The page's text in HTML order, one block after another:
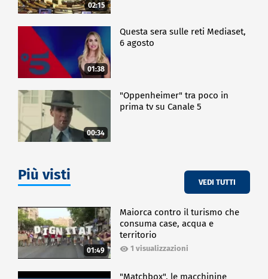
02:15
01:38
Questa sera sulle reti Mediaset,
6 agosto
00:34
"Oppenheimer" tra poco in
prima tv su Canale 5
Più visti VEDI TUTTI
01:49
Maiorca contro il turismo che
consuma case, acqua e
territorio
1 visualizzazioni
"Matchbox", le macchinine